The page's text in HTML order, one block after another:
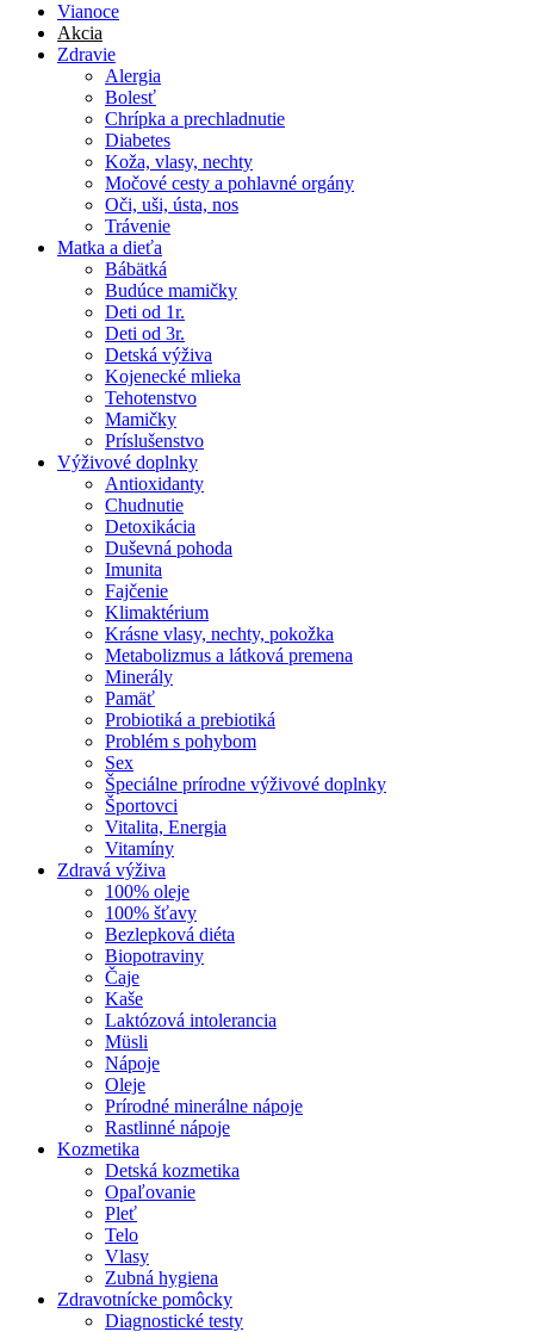
Vianoce
Akcia
Zdravie
Alergia
Bolesť
Chrípka a prechladnutie
Diabetes
Koža, vlasy, nechty
Močové cesty a pohlavné orgány
Oči, uši, ústa, nos
Trávenie
Matka a dieťa
Bábätká
Budúce mamičky
Deti od 1r.
Deti od 3r.
Detská výživa
Kojenecké mlieka
Tehotenstvo
Mamičky
Príslušenstvo
Výživové doplnky
Antioxidanty
Chudnutie
Detoxikácia
Duševná pohoda
Imunita
Fajčenie
Klimaktérium
Krásne vlasy, nechty, pokožka
Metabolizmus a látková premena
Minerály
Pamäť
Probiotiká a prebiotiká
Problém s pohybom
Sex
Špeciálne prírodne výživové doplnky
Športovci
Vitalita, Energia
Vitamíny
Zdravá výživa
100% oleje
100% šťavy
Bezlepková diéta
Biopotraviny
Čaje
Kaše
Laktózová intolerancia
Müsli
Nápoje
Oleje
Prírodné minerálne nápoje
Rastlinné nápoje
Kozmetika
Detská kozmetika
Opaľovanie
Pleť
Telo
Vlasy
Zubná hygiena
Zdravotnícke pomôcky
Diagnostické testy